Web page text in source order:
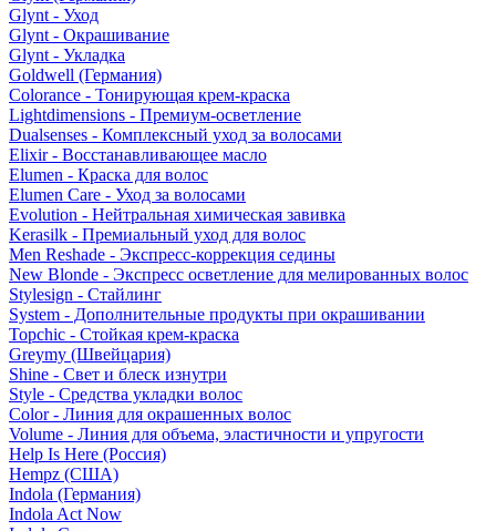
Glynt - Уход
Glynt - Окрашивание
Glynt - Укладка
Goldwell (Германия)
Colorance - Тонирующая крем-краска
Lightdimensions - Премиум-осветление
Dualsenses - Комплексный уход за волосами
Elixir - Восстанавливающее масло
Elumen - Краска для волос
Elumen Care - Уход за волосами
Evolution - Нейтральная химическая завивка
Kerasilk - Премиальный уход для волос
Men Reshade - Экспресс-коррекция седины
New Blonde - Экспресс осветление для мелированных волос
Stylesign - Стайлинг
System - Дополнительные продукты при окрашивании
Topchic - Стойкая крем-краска
Greymy (Швейцария)
Shine - Свет и блеск изнутри
Style - Средства укладки волос
Color - Линия для окрашенных волос
Volume - Линия для объема, эластичности и упругости
Help Is Here (Россия)
Hempz (США)
Indola (Германия)
Indola Act Now